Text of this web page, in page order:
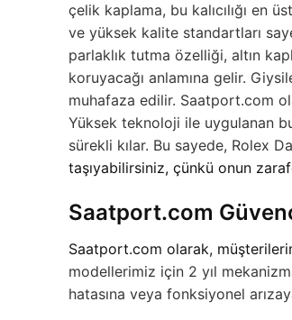
çelik kaplama, bu kalıcılığı en
ve yüksek kalite standartları
parlaklık tutma özelliği, altın
koruyacağı anlamına gelir.
muhafaza edilir. Saatport.com
Yüksek teknoloji ile uygulanan
sürekli kılar. Bu sayede, Rolex
taşıyabilirsiniz, çünkü onun
Saatport.com
Saatport.com olarak,
modellerimiz için 2 yıl
hatasına veya fonksiyonel